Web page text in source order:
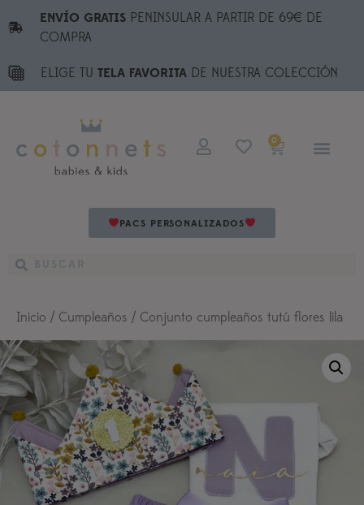
ENVÍO GRATISPENINSULAR A PARTIR DE 69€ DE
COMPRA
ELIGE TU TELA FAVORITA DE NUESTRA COLECCIÓN
0
PACS PERSONALIZADOS
Inicio / Cumpleaños / Conjunto cumpleaños tutú flores lila